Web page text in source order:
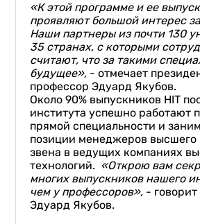
«К этой программе и ее
проявляют большой интерес
Наши партнеры из почти 130
35 странах, с которыми
считают, что за такими
будущее», - отмечает
профессор Эдуард Якубов.
Около 90% выпускников HIT
института успешно работают
прямой специальности и
позиции менеджеров высшего
звена в ведущих компаниях
технологий. «Открою вам
многих выпускников нашего
чем у профессоров», -
Эдуард Якубов.